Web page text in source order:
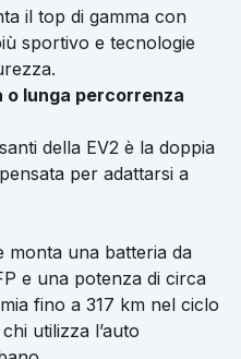
il top di gamma con
sportivo e tecnologie
lunga percorrenza
della EV2 è la doppia
per adattarsi a
monta una batteria da
e una potenza di circa
fino a 317 km nel ciclo
utilizza l’auto